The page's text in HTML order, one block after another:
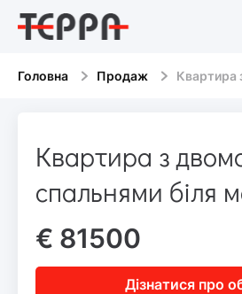
Головна Продаж Квартира з
Квартира з
спальнями біля
€ 81500
Дізнатися про